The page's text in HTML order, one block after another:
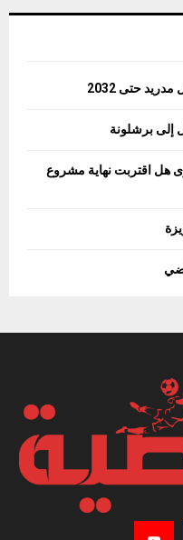
حتى 2032
إلى برشلونة
هل اقتربت نهاية مشروع